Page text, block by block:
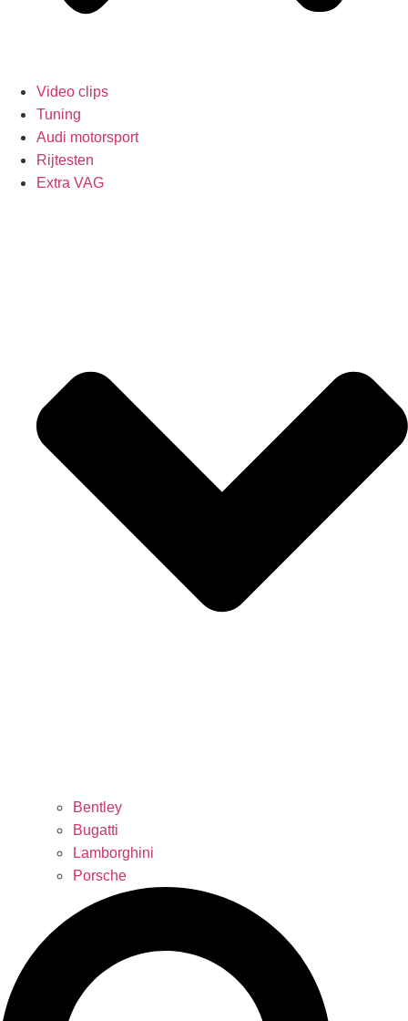
Video clips
Tuning
Audi motorsport
Rijtesten
Extra VAG
Bentley
Bugatti
Lamborghini
Porsche